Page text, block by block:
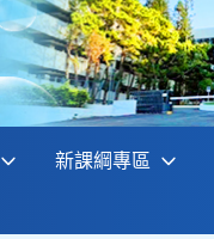
新課綱專區